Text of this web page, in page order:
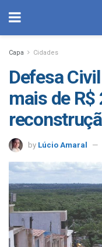
Capa Cidades
Defesa
mais de R$
by Lúcio Amaral